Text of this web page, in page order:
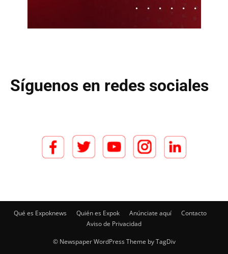
Síguenos en redes sociales
Qué es Expoknews Quién es Expok Anúnciate aquí
Contacto
Aviso de Privacidad
© Newspaper WordPress Theme by TagDiv